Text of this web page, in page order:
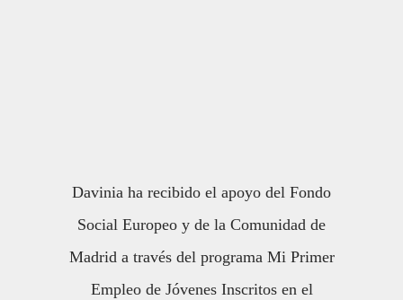
Davinia ha recibido el apoyo del Fondo
Social Europeo y de la Comunidad de
Madrid a través del programa Mi Primer
Empleo de Jóvenes Inscritos en el